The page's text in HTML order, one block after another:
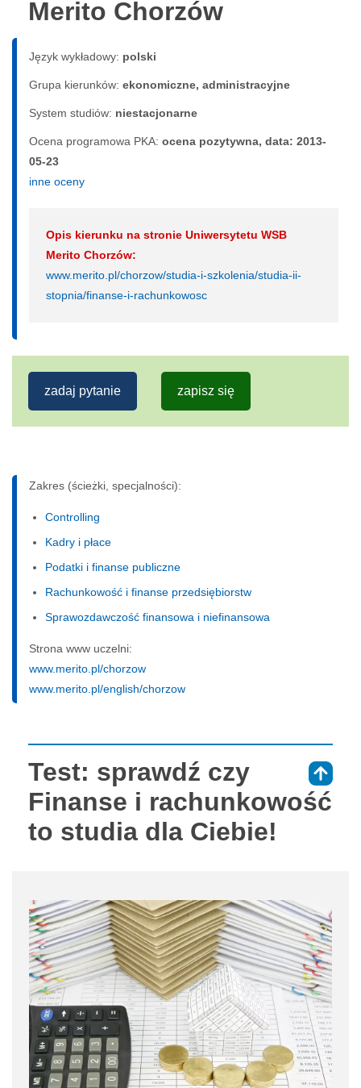
Merito Chorzów
Język wykładowy: polski
Grupa kierunków: ekonomiczne, administracyjne
System studiów: nie­sta­cjo­nar­ne
Ocena programowa PKA: ocena pozytywna, data: 2013-
05-23
inne oceny
Opis kierunku na stronie Uniwersytetu WSB
Merito Chorzów:
www.merito.pl/chorzow/studia-i-szkolenia/studia-ii-
stopnia/finanse-i-rachunkowosc
zadaj pytanie zapisz się
Zakres (ścieżki, specjalności):
Controlling
Kadry i płace
Podatki i finanse publiczne
Rachunkowość i finanse przedsiębiorstw
Sprawozdawczość finansowa i niefinansowa
Strona www uczelni:
www.merito.pl/chorzow
www.merito.pl/english/chorzow
Test: sprawdź czy
Finanse i rachunkowość
to studia dla Ciebie!